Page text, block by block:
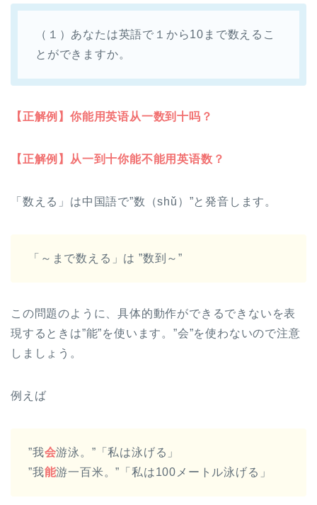
（１）あなたは英語で１から10まで数えるこ
とができますか。
【正解例】你能用英语从一数到十吗？
【正解例】从一到十你能不能用英语数？
「数える」は中国語で”数（shǔ）”と発音します。
「～まで数える」は ”数到～”
この問題のように、具体的動作ができるできないを表
現するときは”能”を使います。”会”を使わないので注意
しましょう。
例えば
”我会游泳。”「私は泳げる」
”我能游一百米。”「私は100メートル泳げる」